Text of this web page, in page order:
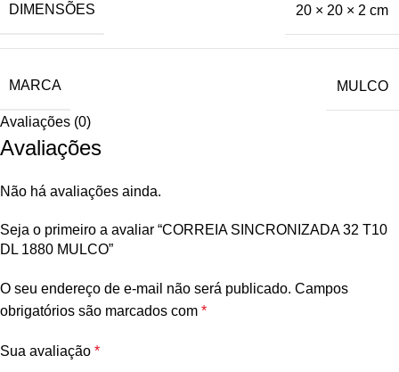
DIMENSÕES 20 × 20 × 2 cm
MARCA MULCO
Avaliações (0)
Avaliações
Não há avaliações ainda.
Seja o primeiro a avaliar “CORREIA SINCRONIZADA 32 T10
DL 1880 MULCO”
O seu endereço de e-mail não será publicado. Campos
obrigatórios são marcados com *
Sua avaliação *